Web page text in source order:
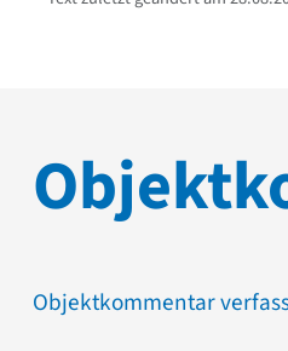
Objektkommentar